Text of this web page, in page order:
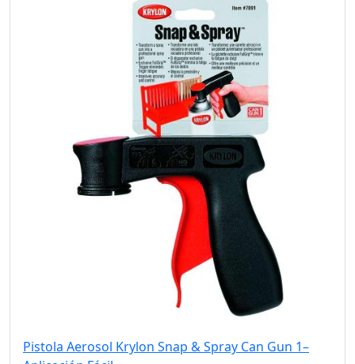
Pistola Aerosol Krylon Snap & Spray Can Gun 1–